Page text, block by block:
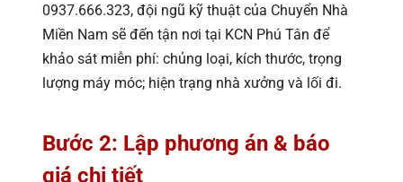
0937.666.323, đội ngũ kỹ thuật của Chuyển Nhà
Miền Nam sẽ đến tận nơi tại KCN Phú Tân để
khảo sát miễn phí: chủng loại, kích thước, trọng
lượng máy móc; hiện trạng nhà xưởng và lối đi.
Bước 2: Lập phương án & báo
giá chi tiết